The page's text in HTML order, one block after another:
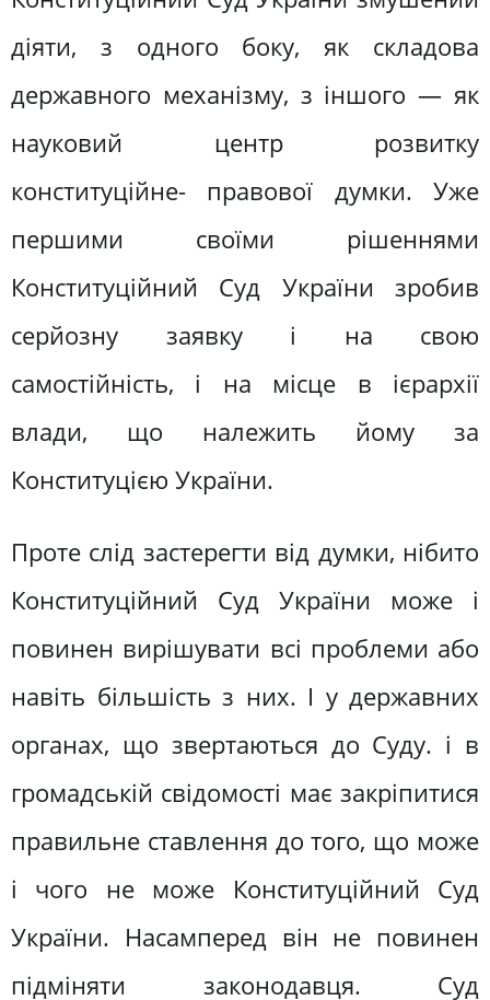
діяти, з одного боку, як складова
державного механізму, з іншого — як
науковий центр розвитку
конституційне- правової думки. Уже
першими своїми рішеннями
Конституційний Суд України зробив
серйозну заявку і на свою
самостійність, і на місце в ієрархії
влади, що належить йому за
Конституцією України.
Проте слід застерегти від думки, нібито
Конституційний Суд України може і
повинен вирішувати всі проблеми або
навіть більшість з них. І у державних
органах, що звертаються до Суду. і в
громадській свідомості має закріпитися
правильне ставлення до того, що може
і чого не може Конституційний Суд
України. Насамперед він не повинен
підміняти законодавця. Суд